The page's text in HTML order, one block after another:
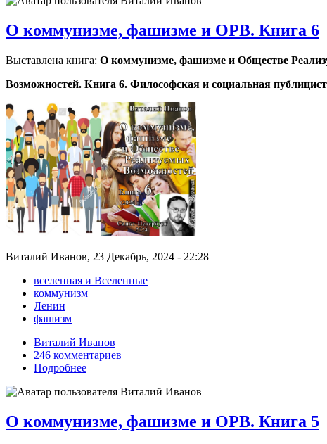
О коммунизме, фашизме и ОРВ. Книга 6
Выставлена книга: О коммунизме, фашизме и Обществе
Возможностей. Книга 6. Философская и социальная
Виталий Иванов, 23 Декабрь, 2024 - 22:28
вселенная и Вселенные
коммунизм
Ленин
фашизм
Виталий Иванов
246 комментариев
Подробнее
О коммунизме, фашизме и ОРВ. Книга 5